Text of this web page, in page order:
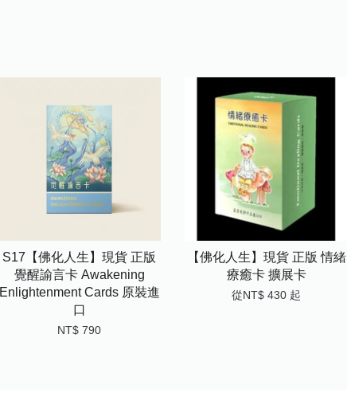
S17【佛化人生】現貨 正版
覺醒諭言卡 Awakening
Enlightenment Cards 原裝進
口
NT$ 790
【佛化人生】現貨 正版 情緒
療癒卡 擴展卡
從 NT$ 430 起